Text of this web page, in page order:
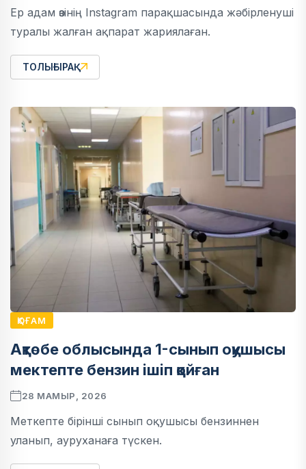
Ер адам өзінің Instagram парақшасында жәбірленуші
туралы жалған ақпарат жариялаған.
ТОЛЫҒЫРАҚ
ҚОҒАМ
Ақтөбе облысында 1-сынып оқушысы
мектепте бензин ішіп қойған
28 МАМЫР, 2026
Меткепте бірінші сынып оқушысы бензиннен
уланып, ауруханаға түскен.